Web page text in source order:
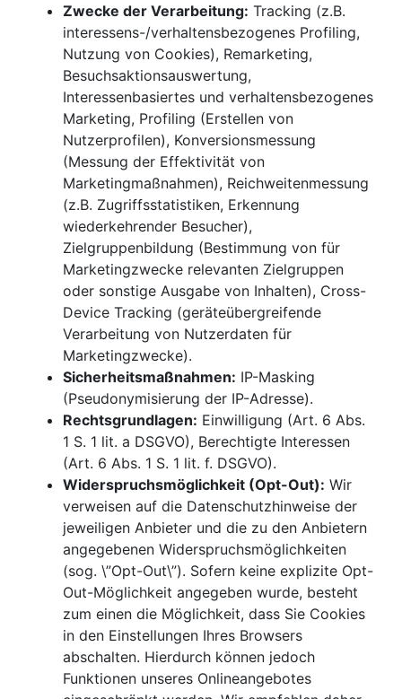
Zwecke der Verarbeitung:
interessens-/verhaltensbezogenes Profiling,
Nutzung von Cookies), Remarketing,
Besuchsaktionsauswertung,
Interessenbasiertes und verhaltensbezogenes
Marketing, Profiling (Erstellen von
Nutzerprofilen), Konversionsmessung
(Messung der Effektivität von
Marketingmaßnahmen), Reichweitenmessung
(z.B. Zugriffsstatistiken, Erkennung
wiederkehrender Besucher),
Zielgruppenbildung (Bestimmung von für
Marketingzwecke relevanten Zielgruppen
oder sonstige Ausgabe von Inhalten), Cross-
Device Tracking (geräteübergreifende
Verarbeitung von Nutzerdaten für
Marketingzwecke).
Sicherheitsmaßnahmen: IP-Masking
(Pseudonymisierung der IP-Adresse).
Rechtsgrundlagen: Einwilligung (Art. 6 Abs.
1 S. 1 lit. a DSGVO), Berechtigte Interessen
(Art. 6 Abs. 1 S. 1 lit. f. DSGVO).
Widerspruchsmöglichkeit (Opt-Out):
verweisen auf die Datenschutzhinweise der
jeweiligen Anbieter und die zu den Anbietern
angegebenen Widerspruchsmöglichkeiten
(sog. \”Opt-Out\”). Sofern keine explizite Opt-
Out-Möglichkeit angegeben wurde, besteht
zum einen die Möglichkeit, dass Sie Cookies
in den Einstellungen Ihres Browsers
abschalten. Hierdurch können jedoch
Funktionen unseres Onlineangebotes